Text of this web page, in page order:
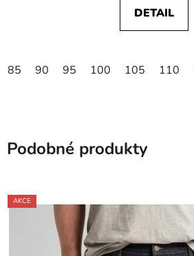
DETAIL
85 90 95 100 105 110
Podobné produkty
AKCE